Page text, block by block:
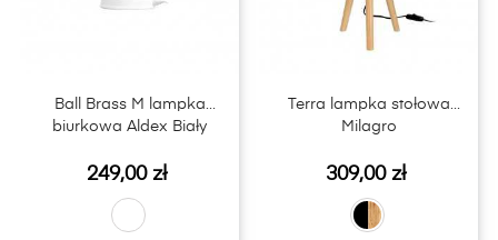
Ball Brass M lampka
biurkowa Aldex Biały
Cena
249,00 zł
Terra lampka stołowa
Milagro
Cena
309,00 zł